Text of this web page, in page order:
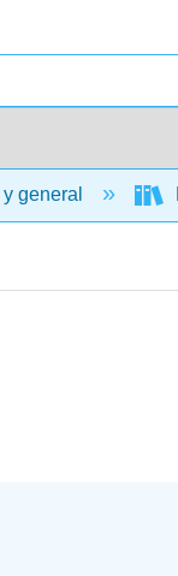
general